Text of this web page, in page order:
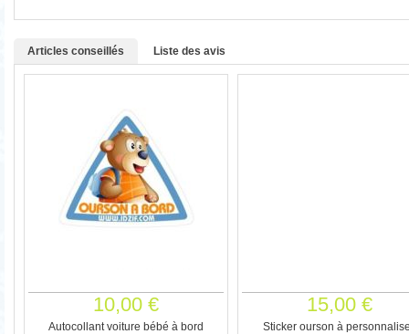
Articles conseillés Liste des avis
10,00 €
Autocollant voiture bébé à bord
15,00 €
Sticker ourson à